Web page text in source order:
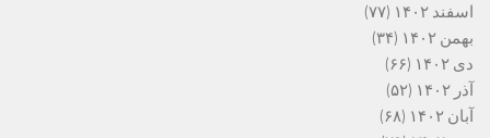
اسفند ۱۴۰۲
(۷۷)
بهمن ۱۴۰۲
(۳۴)
دی ۱۴۰۲
(۶۶)
آذر ۱۴۰۲
(۵۲)
آبان ۱۴۰۲
(۶۸)